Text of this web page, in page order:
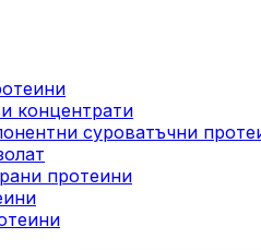
концентрати
суроватъчни
протеини